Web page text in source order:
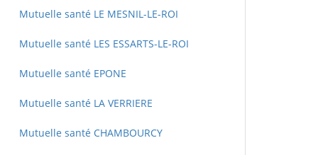
Mutuelle santé LE MESNIL-LE-ROI
Mutuelle santé LES ESSARTS-LE-ROI
Mutuelle santé EPONE
Mutuelle santé LA VERRIERE
Mutuelle santé CHAMBOURCY